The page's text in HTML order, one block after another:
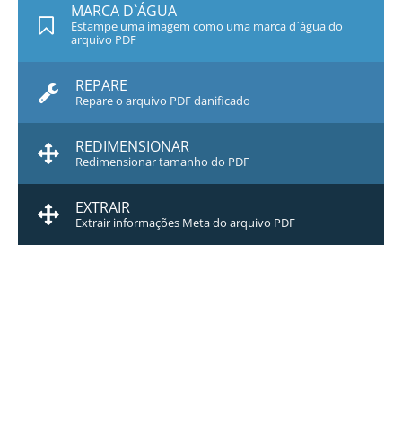
MARCA D`ÁGUA
Estampe uma imagem como uma marca d`água do
arquivo PDF
REPARE
Repare o arquivo PDF danificado
REDIMENSIONAR
Redimensionar tamanho do PDF
EXTRAIR
Extrair informações Meta do arquivo PDF